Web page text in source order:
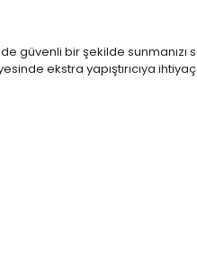
güvenli bir şekilde
ekstra yapıştırıcıya ihtiyaç